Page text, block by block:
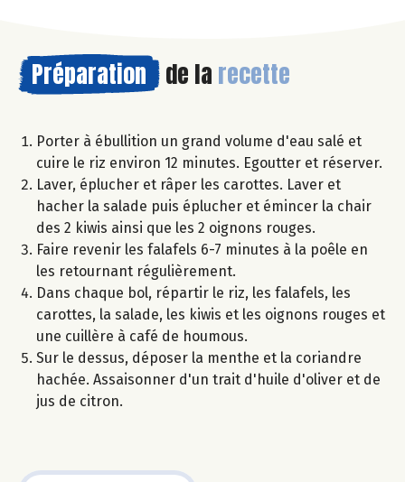
Préparation de la recette
Porter à ébullition un grand volume d'eau salé et
cuire le riz environ 12 minutes. Egoutter et réserver.
Laver, éplucher et râper les carottes. Laver et
hacher la salade puis éplucher et émincer la chair
des 2 kiwis ainsi que les 2 oignons rouges.
Faire revenir les falafels 6-7 minutes à la poêle en
les retournant régulièrement.
Dans chaque bol, répartir le riz, les falafels, les
carottes, la salade, les kiwis et les oignons rouges et
une cuillère à café de houmous.
Sur le dessus, déposer la menthe et la coriandre
hachée. Assaisonner d'un trait d'huile d'oliver et de
jus de citron.